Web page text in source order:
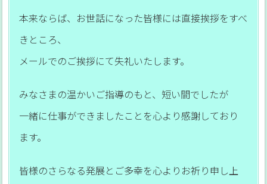
本来ならば、お世話になった皆様には直接挨拶をすべ
きところ、
メールでのご挨拶にて失礼いたします。
みなさまの温かいご指導のもと、短い間でしたが
一緒に仕事ができましたことを心より感謝しており
ます。
皆様のさらなる発展とご多幸を心よりお祈り申し上